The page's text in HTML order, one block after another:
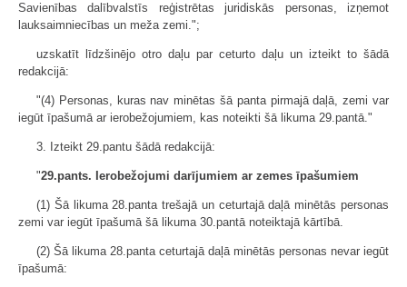
Savienības dalībvalstīs reģistrētas juridiskās personas, izņemot
lauksaimniecības un meža zemi.";
uzskatīt līdzšinējo otro daļu par ceturto daļu un izteikt to šādā
redakcijā:
"(4) Personas, kuras nav minētas šā panta pirmajā daļā, zemi var
iegūt īpašumā ar ierobežojumiem, kas noteikti šā likuma 29.pantā."
3. Izteikt 29.pantu šādā redakcijā:
"29.pants. Ierobežojumi darījumiem ar zemes īpašumiem
(1) Šā likuma 28.panta trešajā un ceturtajā daļā minētās personas
zemi var iegūt īpašumā šā likuma 30.pantā noteiktajā kārtībā.
(2) Šā likuma 28.panta ceturtajā daļā minētās personas nevar iegūt
īpašumā: